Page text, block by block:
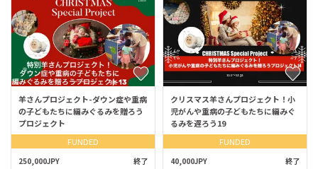
羊さんプロジェクト-ダウン症や重病
の子どもたちに編みぐるみを贈ろう
プロジェクト
FUNDED
250,000JPY 終了
クリスマス羊さんプロジェクト！小
児がんや重病の子どもたちに編みぐ
るみを遅ろう19
FUNDED
40,000JPY 終了